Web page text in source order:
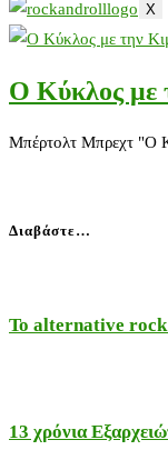
X
Ο Κύκλος με
Μπέρτολτ Μπρεχτ "Ο
Διαβάστε…
Το alternative rock
13 χρόνια